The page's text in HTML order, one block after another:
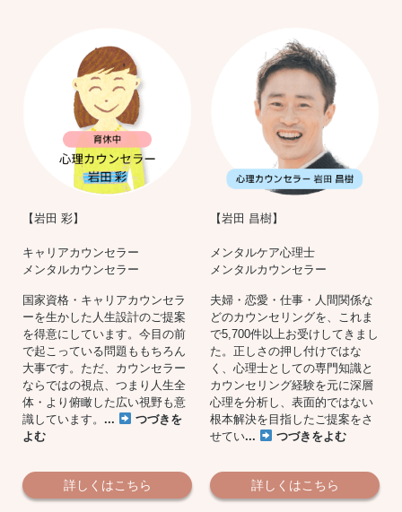
【岩田 彩】
キャリアカウンセラー
メンタルカウンセラー
国家資格・キャリアカウンセラ
ーを生かした人生設計のご提案
を得意にしています。今目の前
で起こっている問題ももちろん
大事です。ただ、カウンセラー
ならではの視点、つまり人生全
体・より俯瞰した広い視野も意
識しています。 ...
つづきを
よむ
詳しくはこちら
【岩田 昌樹】
メンタルケア心理士
メンタルカウンセラー
夫婦・恋愛・仕事・人間関係な
どのカウンセリングを、これま
で5,700件以上お受けしてきまし
た。正しさの押し付けではな
く、心理士としての専門知識と
カウンセリング経験を元に深層
心理を分析し、表面的ではない
根本解決を目指したご提案をさ
せてい... つづきをよむ
詳しくはこちら